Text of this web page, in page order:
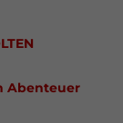
Abenteuer